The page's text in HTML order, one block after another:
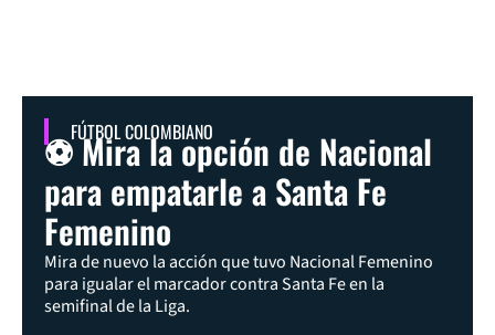
FÚTBOL COLOMBIANO
⚽ Mira la opción de Nacional
para empatarle a Santa Fe
Femenino
Mira de nuevo la acción que tuvo Nacional Femenino
para igualar el marcador contra Santa Fe en la
semifinal de la Liga.